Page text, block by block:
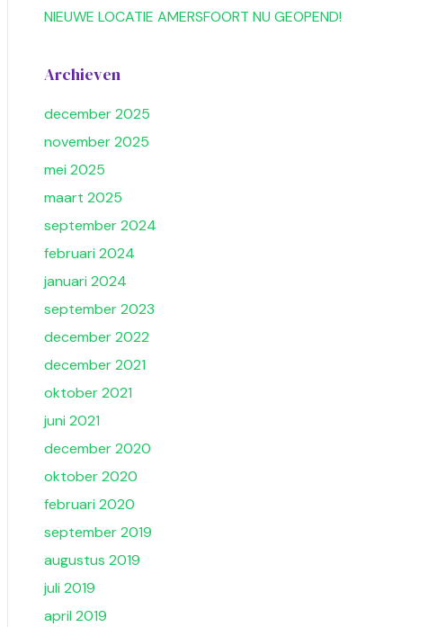
NIEUWE LOCATIE AMERSFOORT NU GEOPEND!
Archieven
december 2025
november 2025
mei 2025
maart 2025
september 2024
februari 2024
januari 2024
september 2023
december 2022
december 2021
oktober 2021
juni 2021
december 2020
oktober 2020
februari 2020
september 2019
augustus 2019
juli 2019
april 2019